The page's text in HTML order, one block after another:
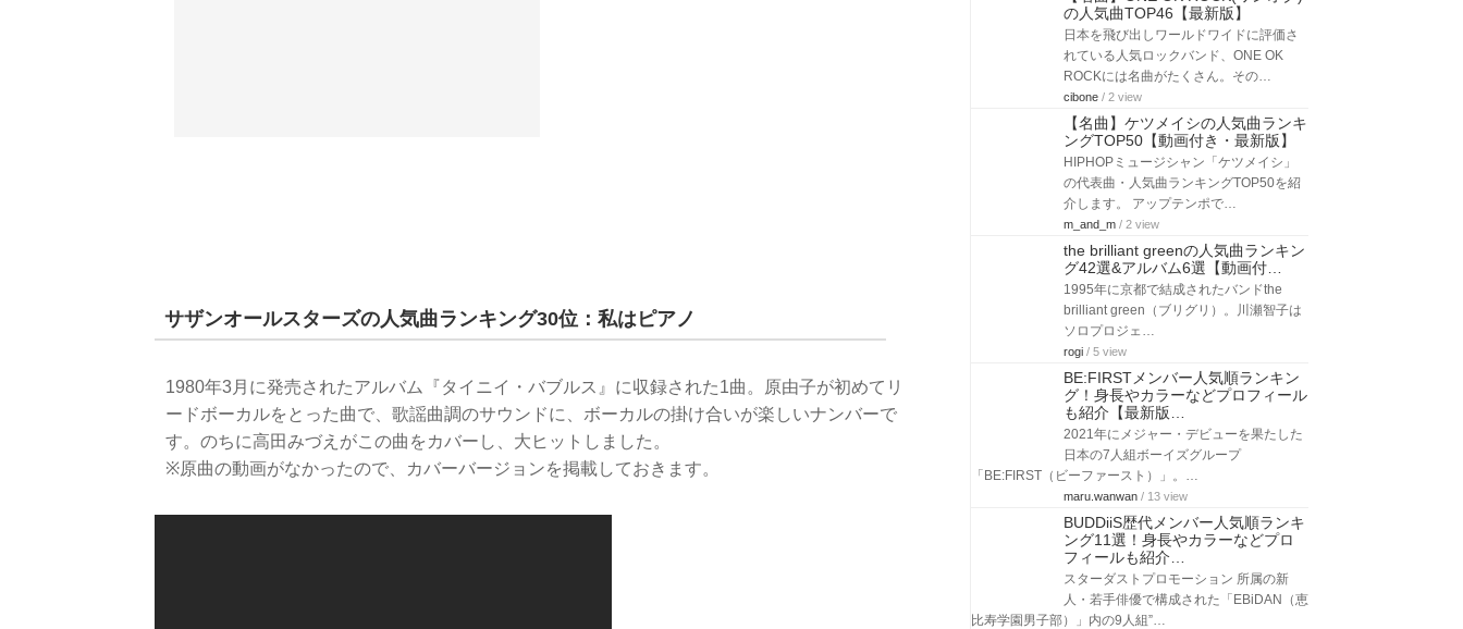
サザンオールスターズの人気曲ランキング30位：私はピアノ
1980年3月に発売されたアルバム『タイニイ・バブルス』に収録された1曲。原由子が初めてリ
ードボーカルをとった曲で、歌謡曲調のサウンドに、ボーカルの掛け合いが楽しいナンバーで
す。のちに高田みづえがこの曲をカバーし、大ヒットしました。
※原曲の動画がなかったので、カバーバージョンを掲載しておきます。
の人気曲TOP46【最新版】
日本を飛び出しワールドワイドに評価さ
れている人気ロックバンド、ONE OK
ROCKには名曲がたくさん。その…
cibone / 2 view
【名曲】ケツメイシの人気曲ランキ
ングTOP50【動画付き・最新版】
HIPHOPミュージシャン「ケツメイシ」
の代表曲・人気曲ランキングTOP50を紹
介します。 アップテンポで…
m_and_m / 2 view
the brilliant greenの人気曲ランキン
グ42選&アルバム6選【動画付…
1995年に京都で結成されたバンドthe
brilliant green（ブリグリ）。川瀬智子は
ソロプロジェ…
rogi / 5 view
BE:FIRSTメンバー人気順ランキン
グ！身長やカラーなどプロフィール
も紹介【最新版…
2021年にメジャー・デビューを果たした
日本の7人組ボーイズグループ
「BE:FIRST（ビーファースト）」。…
maru.wanwan / 13 view
BUDDiiS歴代メンバー人気順ランキ
ング11選！身長やカラーなどプロ
フィールも紹介…
スターダストプロモーション 所属の新
人・若手俳優で構成された「EBiDAN（恵
比寿学園男子部）」内の9人組”…